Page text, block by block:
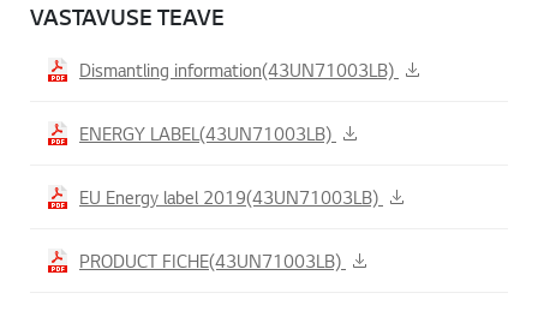
VASTAVUSE TEAVE
Dismantling information(43UN71003LB)
ENERGY LABEL(43UN71003LB)
EU Energy label 2019(43UN71003LB)
PRODUCT FICHE(43UN71003LB)